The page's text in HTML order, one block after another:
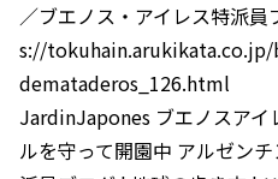
／ブエノス・アイレス特派
s://
demataderos_126.html
JardinJapones ブエノスアイ
ルを守って開園中 アルゼン